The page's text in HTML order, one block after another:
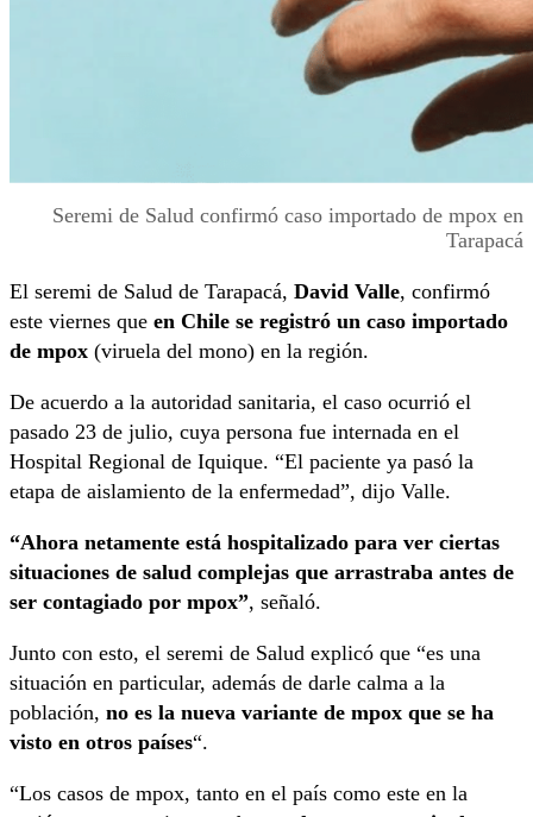
Seremi de Salud confirmó caso importado de mpox en
Tarapacá
El seremi de Salud de Tarapacá, David Valle, confirmó
este viernes que en Chile se registró un caso importado
de mpox (viruela del mono) en la región.
De acuerdo a la autoridad sanitaria, el caso ocurrió el
pasado 23 de julio, cuya persona fue internada en el
Hospital Regional de Iquique. “El paciente ya pasó la
etapa de aislamiento de la enfermedad”, dijo Valle.
“Ahora netamente está hospitalizado para ver ciertas
situaciones de salud complejas que arrastraba antes de
ser contagiado por mpox”, señaló.
Junto con esto, el seremi de Salud explicó que “es una
situación en particular, además de darle calma a la
población, no es la nueva variante de mpox que se ha
visto en otros países“.
“Los casos de mpox, tanto en el país como este en la